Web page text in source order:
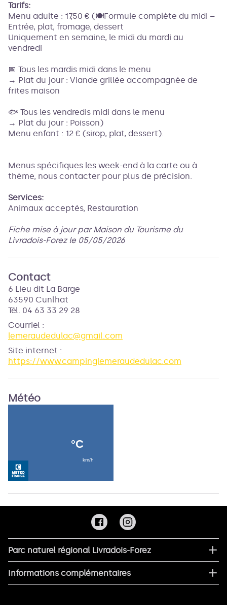
Tarifs:
Menu adulte : 17,50 € (🍽️Formule complète du midi –
Entrée, plat, fromage, dessert
Uniquement en semaine, le midi du mardi au
vendredi
📅 Tous les mardis midi dans le menu
→ Plat du jour : Viande grillée accompagnée de
frites maison
🐟 Tous les vendredis midi dans le menu
→ Plat du jour : Poisson)
Menu enfant : 12 € (sirop, plat, dessert).
Menus spécifiques les week-end à la carte ou à
thème, nous contacter pour plus de précision.
Services:
Animaux acceptés, Restauration
Fiche mise à jour par Maison du Tourisme du
Livradois-Forez le 05/05/2026
Contact
6 Lieu dit La Barge
63590 Cunlhat
Tél. 04 63 33 29 28
Courriel :
lemeraudedulac@gmail.com
Site internet :
https://www.campinglemeraudedulac.com
Météo
Parc naturel régional Livradois-Forez
Informations complémentaires